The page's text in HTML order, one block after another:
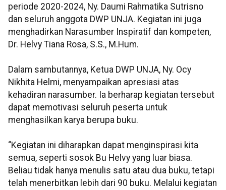
periode 2020-2024, Ny. Daumi Rahmatika Sutrisno
dan seluruh anggota DWP UNJA. Kegiatan ini juga
menghadirkan Narasumber Inspiratif dan kompeten,
Dr. Helvy Tiana Rosa, S.S., M.Hum.
Dalam sambutannya, Ketua DWP UNJA, Ny. Ocy
Nikhita Helmi, menyampaikan apresiasi atas
kehadiran narasumber. Ia berharap kegiatan tersebut
dapat memotivasi seluruh peserta untuk
menghasilkan karya berupa buku.
“Kegiatan ini diharapkan dapat menginspirasi kita
semua, seperti sosok Bu Helvy yang luar biasa.
Beliau tidak hanya menulis satu atau dua buku, tetapi
telah menerbitkan lebih dari 90 buku. Melalui kegiatan